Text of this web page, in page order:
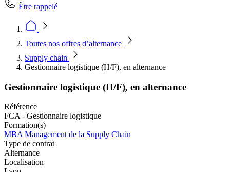
Être rappelé
Toutes nos offres d’alternance
Supply chain
Gestionnaire logistique (H/F), en alternance
Gestionnaire logistique (H/F), en alternance
Référence
FCA - Gestionnaire logistique
Formation(s)
MBA Management de la Supply Chain
Type de contrat
Alternance
Localisation